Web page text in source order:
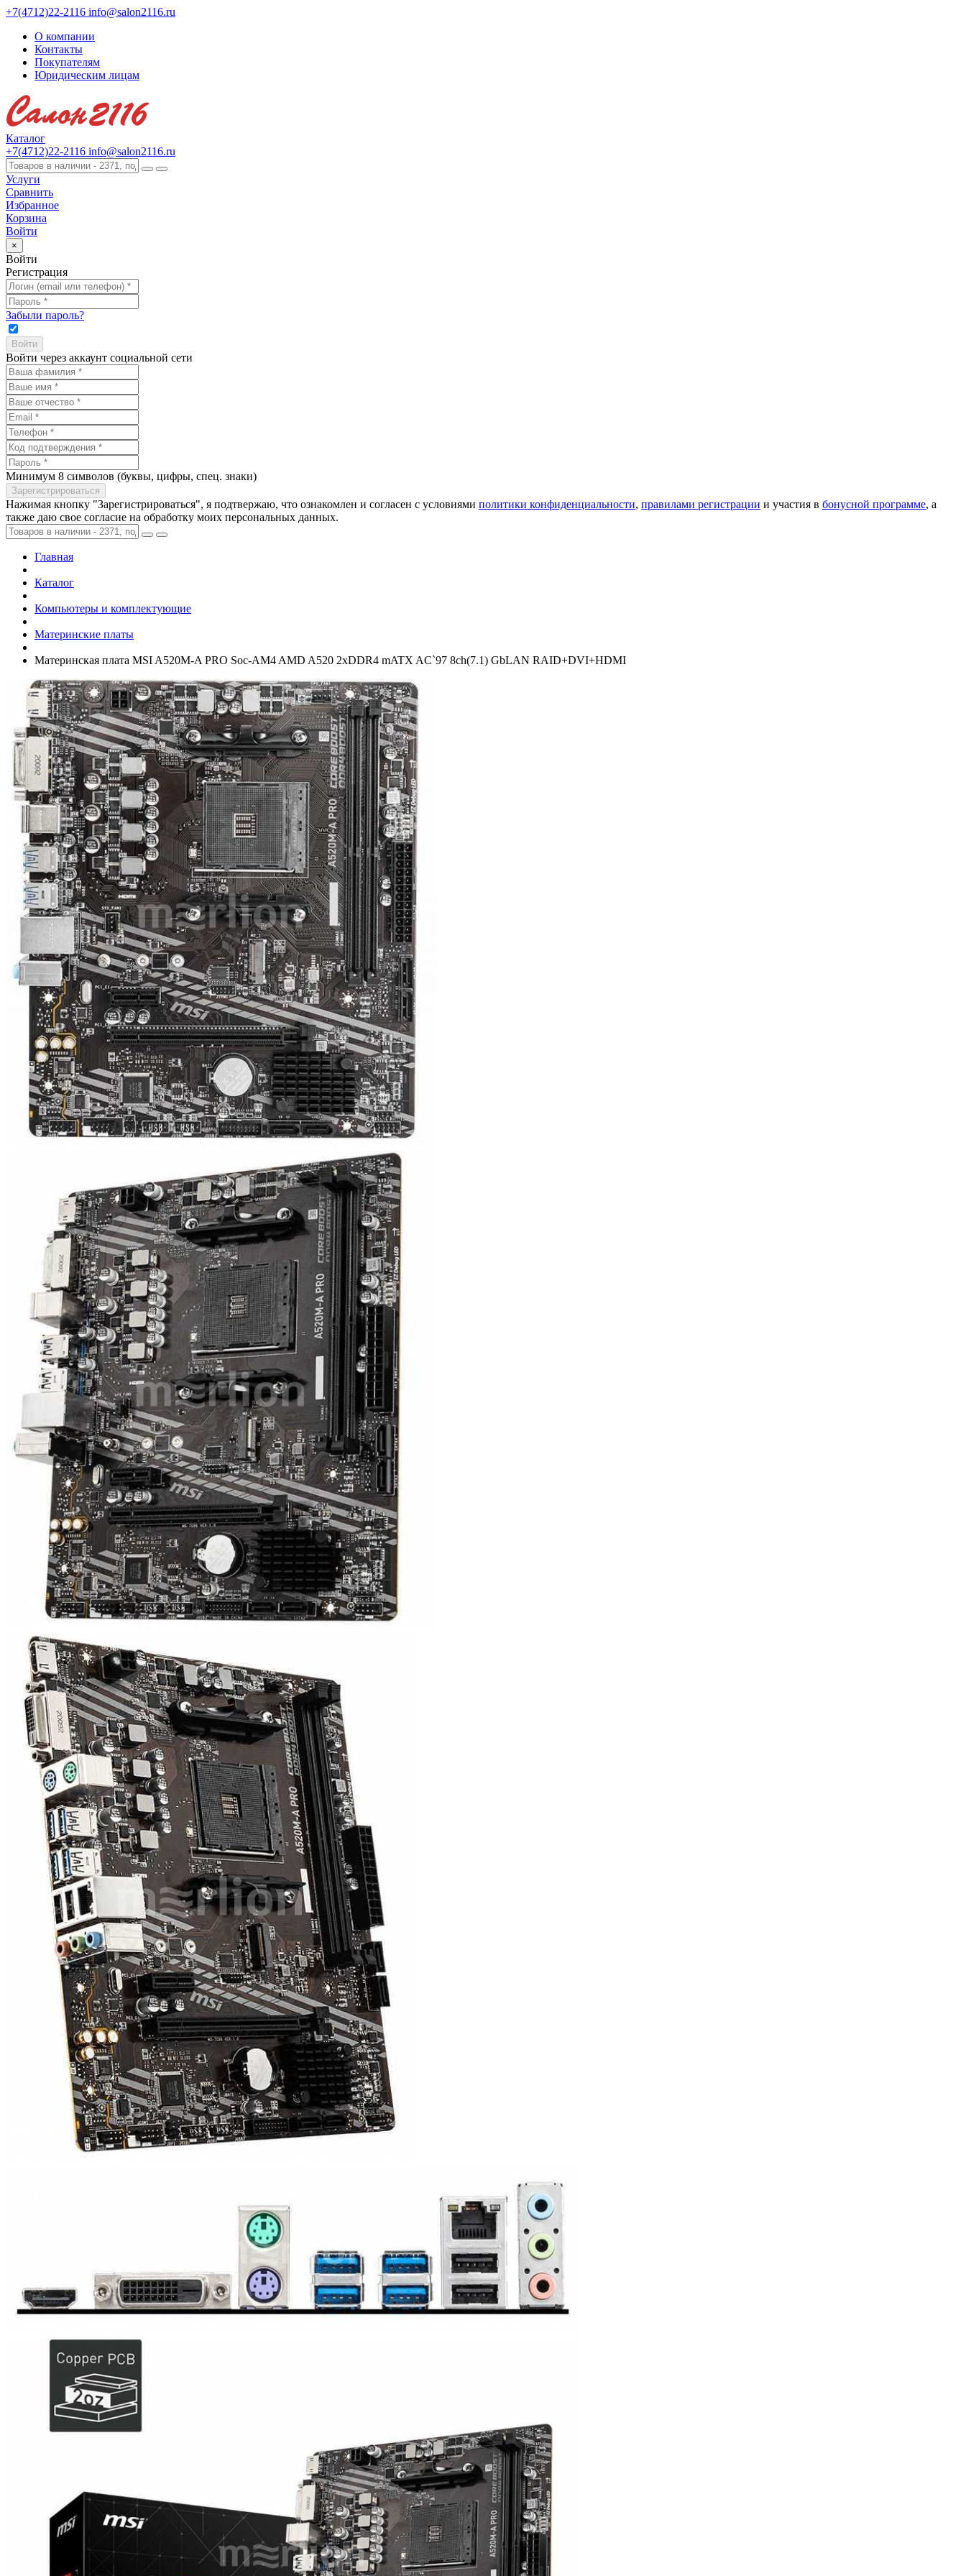
+7(4712)22-2116 info@salon2116.ru
О компании
Контакты
Покупателям
Юридическим лицам
Каталог
+7(4712)22-2116 info@salon2116.ru
Услуги
Сравнить
Избранное
Корзина
Войти
×
Войти
Регистрация
Забыли пароль?
Войти через аккаунт социальной сети
Минимум 8 символов (буквы, цифры, спец. знаки)
Нажимая кнопку "Зарегистрироваться", я подтвержаю, что ознакомлен и согласен с условиями политики конфиденциальности, правилами регистрации и участия в бонусной программе, а
также даю свое согласие на обработку моих персональных данных.
Главная
Каталог
Компьютеры и комплектующие
Материнские платы
Материнская плата MSI A520M-A PRO Soc-AM4 AMD A520 2xDDR4 mATX AC`97 8ch(7.1) GbLAN RAID+­DVI+­HDMI